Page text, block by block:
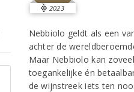
2023
Nebbiolo geldt als een
achter de
Maar Nebbiolo kan
toegankelijke én
de wijnstreek iets ten